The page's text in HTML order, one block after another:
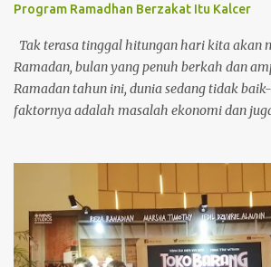
Program Ramadhan Berzakat Itu Kalcer
Tak terasa tinggal hitungan hari kita akan
Ramadan, bulan yang penuh berkah dan
Ramadan tahun ini, dunia sedang tidak
faktornya adalah masalah ekonomi dan
Sumatera Utara dan Sumatera Barat. Hati
ketika melihat saudara kita terkena
mereka harus kehilangan harta bendanya,
yang sebentar lagi tiba pun ada beberapa
penampungan pengungsian. Maka dari itu